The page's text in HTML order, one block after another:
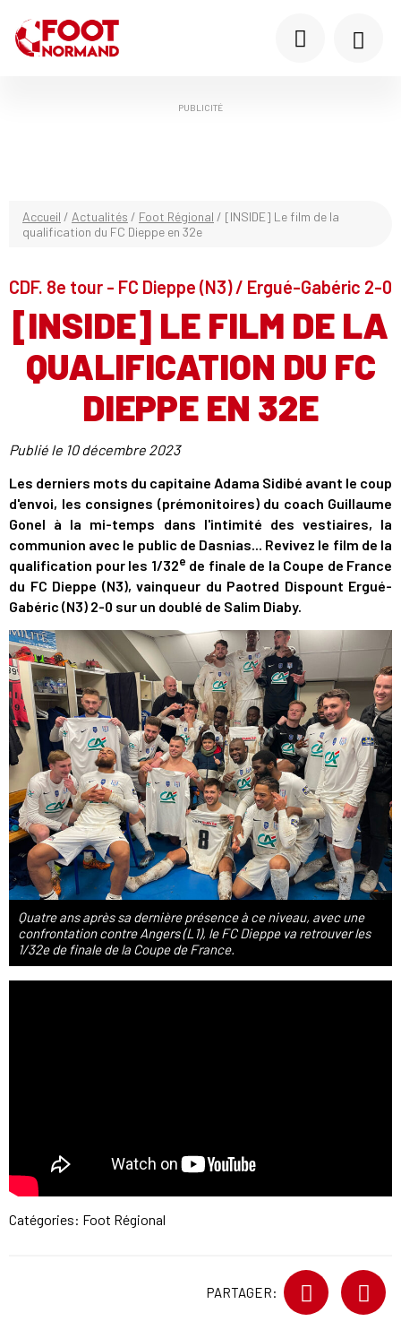
PUBLICITÉ
Accueil / Actualités / Foot Régional / [INSIDE] Le film de la
qualification du FC Dieppe en 32e
CDF. 8e tour - FC Dieppe (N3) / Ergué-Gabéric 2-0
[INSIDE] LE FILM DE LA
QUALIFICATION DU FC
DIEPPE EN 32E
Publié le 10 décembre 2023
Les derniers mots du capitaine Adama Sidibé avant le coup
d'envoi, les consignes (prémonitoires) du coach Guillaume
Gonel à la mi-temps dans l'intimité des vestiaires, la
communion avec le public de Dasnias... Revivez le film de la
qualification pour les 1/32e de finale de la Coupe de France
du FC Dieppe (N3), vainqueur du Paotred Dispount Ergué-
Gabéric (N3) 2-0 sur un doublé de Salim Diaby.
Quatre ans après sa dernière présence à ce niveau, avec une
confrontation contre Angers (L1), le FC Dieppe va retrouver les
1/32e de finale de la Coupe de France.
Catégories: Foot Régional
PARTAGER: